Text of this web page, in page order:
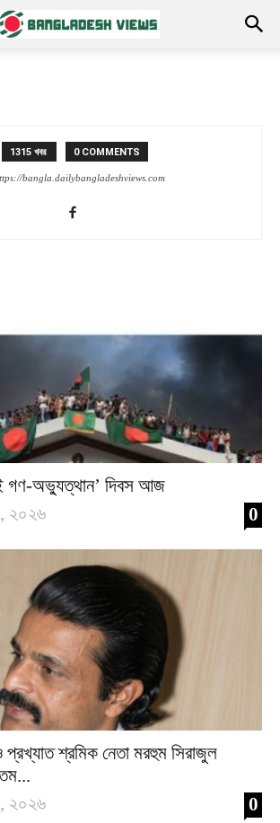
1315 খবর 0 COMMENTS
bangla.dailybangladeshviews.com
গণ-অভ্যুত্থান’ দিবস আজ
২০২৬ 0
প্রখ্যাত শ্রমিক নেতা মরহুম সিরাজুল
২০২৬ 0